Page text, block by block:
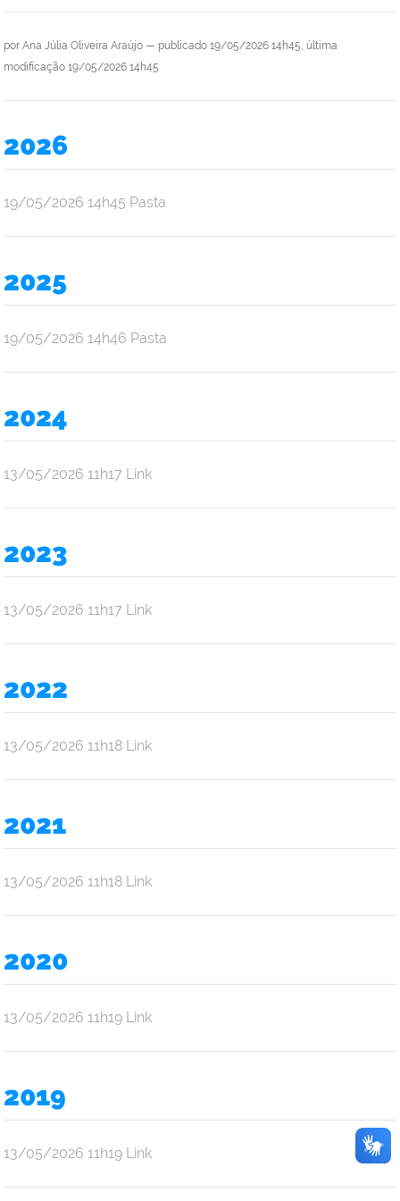
por Ana Júlia Oliveira Araújo — publicado 19/05/2026 14h45, última
modificação 19/05/2026 14h45
2026
por
Araújo
publicado
19/05/2026 14h45 Pasta
2025
por
Araújo
publicado
19/05/2026 14h46 Pasta
2024
por
Araújo
publicado
13/05/2026 11h17 Link
2023
por
Araújo
publicado
13/05/2026 11h17 Link
2022
por
Araújo
publicado
13/05/2026 11h18 Link
2021
por
Araújo
publicado
13/05/2026 11h18 Link
2020
por
Araújo
publicado
13/05/2026 11h19 Link
2019
por
publicado
13/05/2026 11h19 Link